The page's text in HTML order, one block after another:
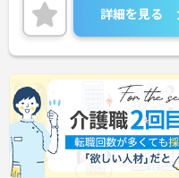
ます。
◆若手～中高年まで幅広い
社員制度などライフスタイ
方が可能です。産休・育休
復帰時には最大10万円支給
付金＋（プラス）」をご用
アを強力に支援します。
◆働きながら成長！資格取
種連携で専門知識が磨ける
スキルが給与・役職にしっ
アパス制度が整っている環
詳細を見る